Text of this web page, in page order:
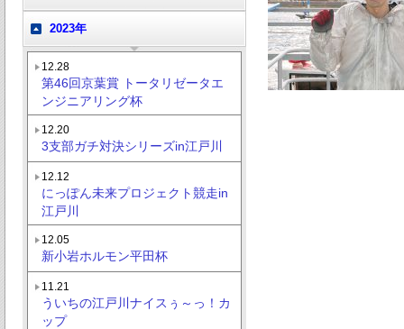
2023年
12.28
第46回京葉賞 トータリゼータエ
ンジニアリング杯
12.20
3支部ガチ対決シリーズin江戸川
12.12
にっぽん未来プロジェクト競走in
江戸川
12.05
新小岩ホルモン平田杯
11.21
ういちの江戸川ナイスぅ～っ！カ
ップ